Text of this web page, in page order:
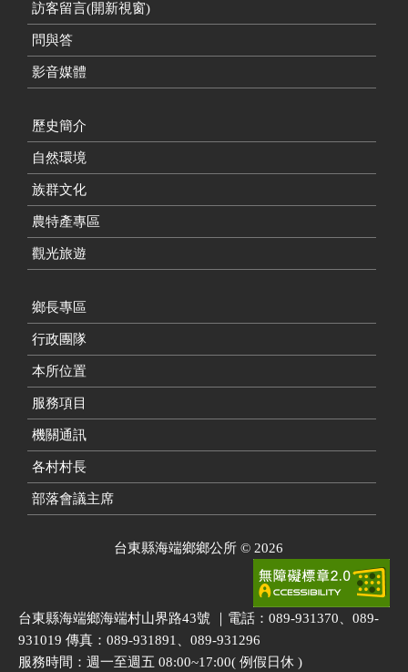
訪客留言(開新視窗)
問與答
影音媒體
歷史簡介
自然環境
族群文化
農特產專區
觀光旅遊
鄉長專區
行政團隊
本所位置
服務項目
機關通訊
各村村長
部落會議主席
台東縣海端鄉鄉公所 © 2026
台東縣海端鄉海端村山界路43號 ｜電話：089-931370、089-
931019 傳真：089-931891、089-931296
服務時間：週一至週五 08:00~17:00( 例假日休 )